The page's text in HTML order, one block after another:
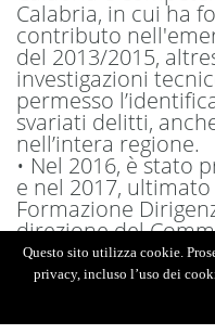
Calabria, in cui ha
contributo
del 2013/2015,
investigazioni
permesso
svariati delitti,
nell’intera regione.
• Nel 2016, è stato
e nel 2017, ultimato
Formazione
direzione del
Pubblica Sicurezza
competenza sui
mafiosa della
Tauro, Rosarno,
Questo sito utilizza cookie.
privacy, incluso l’uso dei